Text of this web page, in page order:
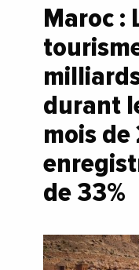
Maroc :
durant
mois de
de 33%